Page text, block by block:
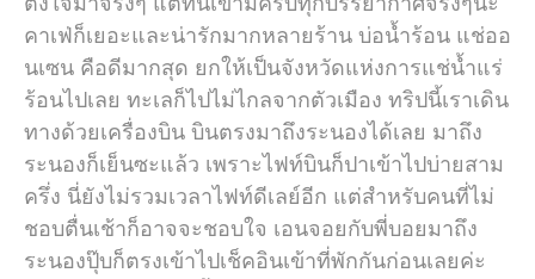
คาเฟ่ก็เยอะและน่ารักมากหลายร้าน บ่อน้ำร้อน แช่ออ
นเซน คือดีมากสุด ยกให้เป็นจังหวัดแห่งการแช่น้ำแร่
ร้อนไปเลย ทะเลก็ไปไม่ไกลจากตัวเมือง ทริปนี้เราเดิน
ทางด้วยเครื่องบิน บินตรงมาถึงระนองได้เลย มาถึง
ระนองก็เย็นซะแล้ว เพราะไฟท์บินก็ปาเข้าไปบ่ายสาม
ครึ่ง นี่ยังไม่รวมเวลาไฟท์ดีเลย์อีก แต่สำหรับคนที่ไม่
ชอบตื่นเช้าก็อาจจะชอบใจ เอนจอยกับพี่บอยมาถึง
ระนองปุ๊บก็ตรงเข้าไปเช็คอินเข้าที่พักกันก่อนเลยค่ะ